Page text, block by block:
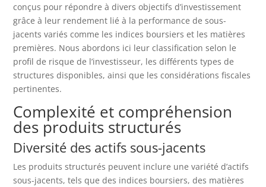
conçus pour répondre à divers objectifs d’investissement
grâce à leur rendement lié à la performance de sous-
jacents variés comme les indices boursiers et les matières
premières. Nous abordons ici leur classification selon le
profil de risque de l’investisseur, les différents types de
structures disponibles, ainsi que les considérations fiscales
pertinentes.
Complexité et compréhension
des produits structurés
Diversité des actifs sous-jacents
Les produits structurés peuvent inclure une variété d’actifs
sous-jacents, tels que des indices boursiers, des matières